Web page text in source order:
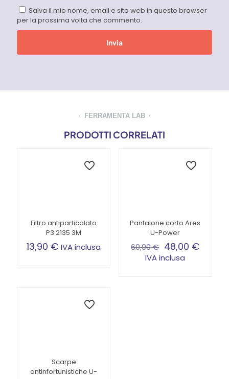
Salva il mio nome, email e sito web in questo browser
per la prossima volta che commento.
FERRAMENTA LAB
PRODOTTI CORRELATI
Filtro antiparticolato
P3 2135 3M
13,90 € IVA inclusa
Pantalone corto Ares
U-Power
60,00€ 48,00 €
IVA inclusa
Scarpe
antinfortunistiche U-